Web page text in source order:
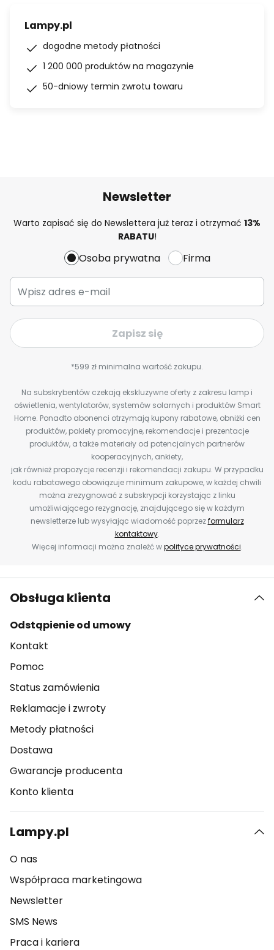
Lampy.pl
dogodne metody płatności
1 200 000 produktów na magazynie
50-dniowy termin zwrotu towaru
Newsletter
Warto zapisać się do Newslettera już teraz i otrzymać 13%
RABATU!
Osoba prywatna Firma
Zapisz się
*599 zł minimalna wartość zakupu.
Na subskrybentów czekają ekskluzywne oferty z zakresu lamp i
oświetlenia, wentylatorów, systemów solarnych i produktów Smart
Home. Ponadto abonenci otrzymają kupony rabatowe, obniżki cen
produktów, pakiety promocyjne, rekomendacje i prezentacje
produktów, a także materiały od potencjalnych partnerów
kooperacyjnych, ankiety,
jak również propozycje recenzji i rekomendacji zakupu. W przypadku
kodu rabatowego obowiązuje minimum zakupowe, w każdej chwili
można zrezygnować z subskrypcji korzystając z linku
umożliwiającego rezygnację, znajdującego się w każdym
newsletterze lub wysyłając wiadomość poprzezformularz
kontaktowy.
Więcej informacji można znaleźć wpolityce prywatności.
Obsługa klienta
Odstąpienie od umowy
Kontakt
Pomoc
Status zamówienia
Reklamacje i zwroty
Metody płatności
Dostawa
Gwarancje producenta
Konto klienta
Lampy.pl
O nas
Współpraca marketingowa
Newsletter
SMS News
Praca i kariera